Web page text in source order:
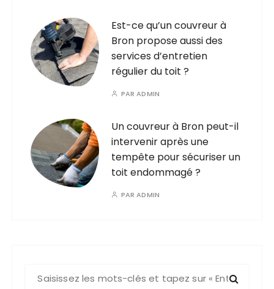
Est-ce qu’un couvreur à
Bron propose aussi des
services d’entretien
régulier du toit ?
PARADMIN
Un couvreur à Bron peut-il
intervenir après une
tempête pour sécuriser un
toit endommagé ?
PARADMIN